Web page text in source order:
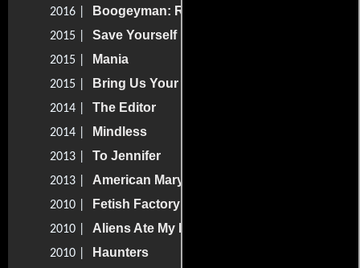
2016 | Boogeyman: Reincarnation
2015 | Save Yourself
2015 | Mania
2015 | Bring Us Your Women
2014 | The Editor
2014 | Mindless
2013 | To Jennifer
2013 | American Mary
2010 | Fetish Factory
2010 | Aliens Ate My Homework
2010 | Haunters